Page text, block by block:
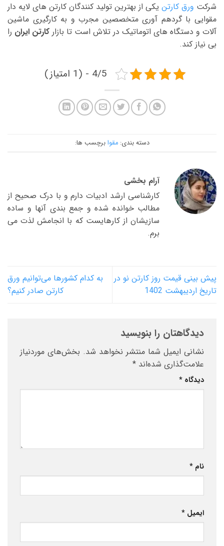
شرکت ورق کارتن یکی از بهترین تولید کنندگان کارتن های لایه دار
مقوایی با گردهم آوری متخصصین مجرب و به کارگیری ماشین
آلات و دستگاه های اتوماتیک در تلاش است تا بازار کارتن ایران را
بی نیاز کند.
4/5 - (1 امتیاز)
دسته بندی:مقوا برچسب ها:
آرام بخشی
کارشناسی ارشد ادبیات دارم و با درک صحیح از
مطالب خوانده شده و جمع بندی آنها و ساده
سازیشان از کارهایست که با انجامش لذت می
برم.
پیش بینی قیمت روز کارتن نو در
تاریخ اردیبهشت 1402
به کدام کشورها می‌توانیم ورق
کارتن صادر کنیم؟
دیدگاهتان را بنویسید
نشانی ایمیل شما منتشر نخواهد شد. بخش‌های موردنیاز
علامت‌گذاری شده‌اند *
دیدگاه *
نام *
ایمیل *